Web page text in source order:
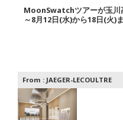
MoonSwatchツアーが玉川
～8月12日(水)から18日(火)
From : JAEGER-LECOULTRE